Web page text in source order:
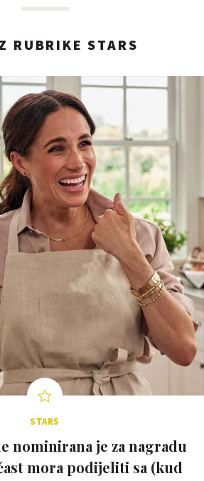
RUBRIKE STARS
STARS
nominirana je za nagradu
mora podijeliti sa (kud